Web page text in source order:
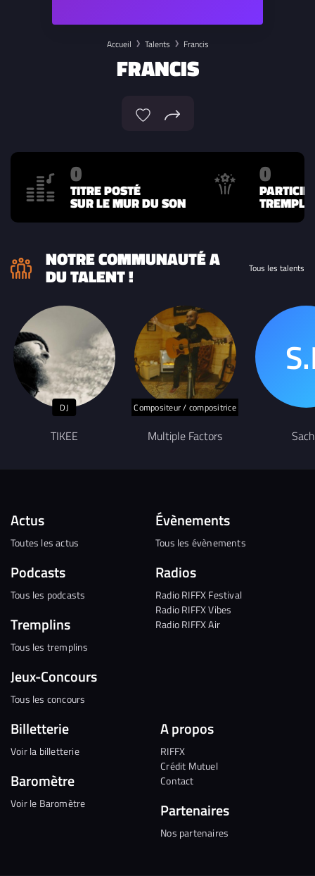
Accueil Talents Francis
FRANCIS
0
TITRE POSTÉ
SUR LE MUR DU SON
0
NOTRE COMMUNAUTÉ A
DU TALENT ! Tous les talents
DJ
TIKEE
Compositeur / compositrice
Multiple Factors
Actus
Toutes les actus
Podcasts
Tous les podcasts
Tremplins
Tous les tremplins
Jeux-Concours
Tous les concours
Évènements
Tous les évènements
Radios
Radio RIFFX Festival
Radio RIFFX Vibes
Radio RIFFX Air
Billetterie
Voir la billetterie
Baromètre
Voir le Baromètre
A propos
RIFFX
Crédit Mutuel
Contact
Partenaires
Nos partenaires